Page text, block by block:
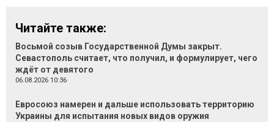
Читайте также:
Восьмой созыв Государственной Думы закрыт.
Севастополь считает, что получил, и формулирует, чего
ждёт от девятого
06.08.2026 10:36
Евросоюз намерен и дальше использовать территорию
Украины для испытания новых видов оружия